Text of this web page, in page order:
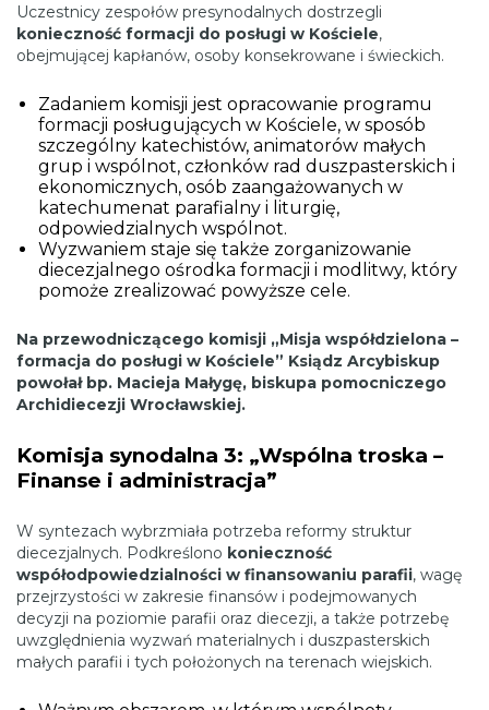
Uczestnicy zespołów presynodalnych dostrzegli
konieczność formacji do posługi w Kościele,
obejmującej kapłanów, osoby konsekrowane i świeckich.
Zadaniem komisji jest opracowanie programu
formacji posługujących w Kościele, w sposób
szczególny katechistów, animatorów małych
grup i wspólnot, członków rad duszpasterskich i
ekonomicznych, osób zaangażowanych w
katechumenat parafialny i liturgię,
odpowiedzialnych wspólnot.
Wyzwaniem staje się także zorganizowanie
diecezjalnego ośrodka formacji i modlitwy, który
pomoże zrealizować powyższe cele.
Na przewodniczącego komisji „Misja współdzielona –
formacja do posługi w Kościele” Ksiądz Arcybiskup
powołał bp. Macieja Małygę, biskupa pomocniczego
Archidiecezji Wrocławskiej.
Komisja synodalna 3: „Wspólna troska –
Finanse i administracja”
W syntezach wybrzmiała potrzeba reformy struktur
diecezjalnych. Podkreślono konieczność
współodpowiedzialności w finansowaniu parafii, wagę
przejrzystości w zakresie finansów i podejmowanych
decyzji na poziomie parafii oraz diecezji, a także potrzebę
uwzględnienia wyzwań materialnych i duszpasterskich
małych parafii i tych położonych na terenach wiejskich.